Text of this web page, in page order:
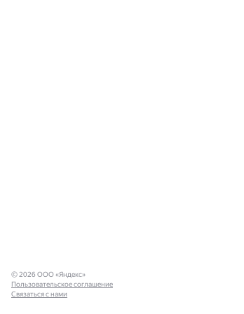
© 2026 ООО «Яндекс»
Пользовательское соглашение
Связаться с нами